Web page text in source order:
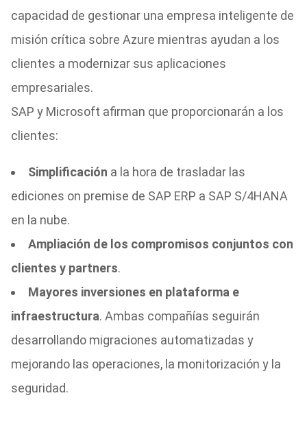
capacidad de gestionar una empresa inteligente de
misión crítica sobre Azure mientras ayudan a los
clientes a modernizar sus aplicaciones
empresariales.
SAP y Microsoft afirman que proporcionarán a los
clientes:
Simplificación a la hora de trasladar las
ediciones on premise de SAP ERP a SAP S/4HANA
en la nube.
Ampliación de los compromisos conjuntos con
clientes y partners.
Mayores inversiones en plataforma e
infraestructura. Ambas compañías seguirán
desarrollando migraciones automatizadas y
mejorando las operaciones, la monitorización y la
seguridad.